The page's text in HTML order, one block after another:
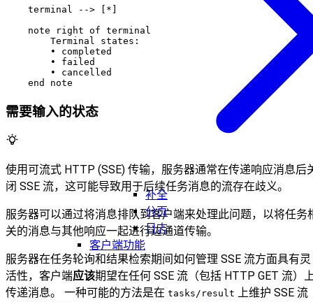
补全
分页
日志
客户端功能
    terminal --> [*]
    note right of terminal
        Terminal states:
        • completed
        • failed
        • cancelled
需要输入的状态
使用可流式 HTTP (SSE) 传输，服务器通常在传递响应消息后
闭 SSE 流，这可能导致用于后续任务消息的流存在歧义。
服务器可以通过将消息排队到客户端来处理此问题，以将任务
关的消息与其他响应一起进行边通道传输。
服务器在任务轮询和结果检索期间如何管理 SSE 流方面具有灵
活性，客户端应该期望在任何 SSE 流（包括 HTTP GET 流）
传递消息。 一种可能的方法是在 tasks/result 上维护 SSE 流